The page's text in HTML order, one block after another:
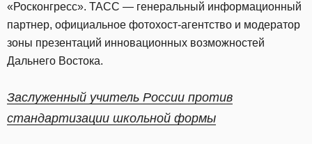
«Росконгресс». ТАСС — генеральный информационный
партнер, официальное фотохост-агентство и модератор
зоны презентаций инновационных возможностей
Дальнего Востока.
Заслуженный учитель России против
стандартизации школьной формы